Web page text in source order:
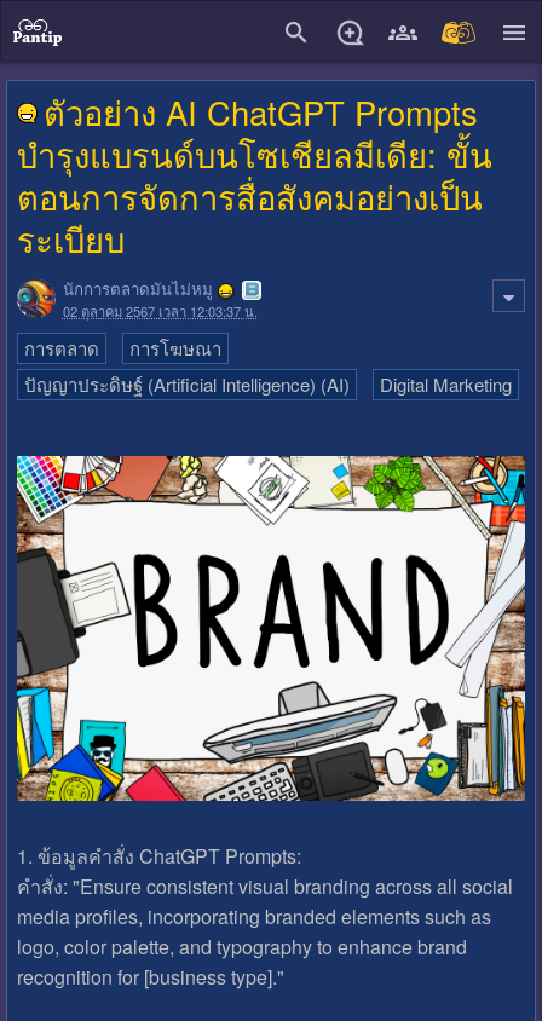
ตัวอย่าง AI ChatGPT Prompts
บำรุงแบรนด์บนโซเชียลมีเดีย: ขั้น
ตอนการจัดการสื่อสังคมอย่างเป็น
ระเบียบ
นักการตลาดมันไม่หมู
02 ตุลาคม 2567 เวลา 12:03:37 น.
การตลาด
การโฆษณา
ปัญญาประดิษฐ์ (Artificial Intelligence) (AI)
Digital Marketing
1. ข้อมูลคำสั่ง ChatGPT Prompts:
คำสั่ง: "Ensure consistent visual branding across all social
media profiles, incorporating branded elements such as
logo, color palette, and typography to enhance brand
recognition for [business type]."
close